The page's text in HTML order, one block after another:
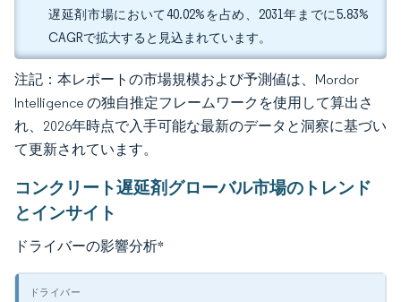
遅延剤市場において40.02%を占め、2031年までに5.83%
CAGRで拡大すると見込まれています。
注記：本レポートの市場規模および予測値は、Mordor
Intelligence の独自推定フレームワークを使用して算出さ
れ、2026年時点で入手可能な最新のデータと洞察に基づい
て更新されています。
コンクリート遅延剤グローバル市場のトレンド
とインサイト
ドライバーの影響分析*